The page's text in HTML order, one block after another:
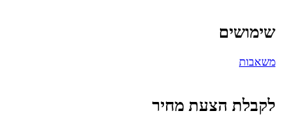
שימושים
משאבות
לקבלת הצעת מחיר